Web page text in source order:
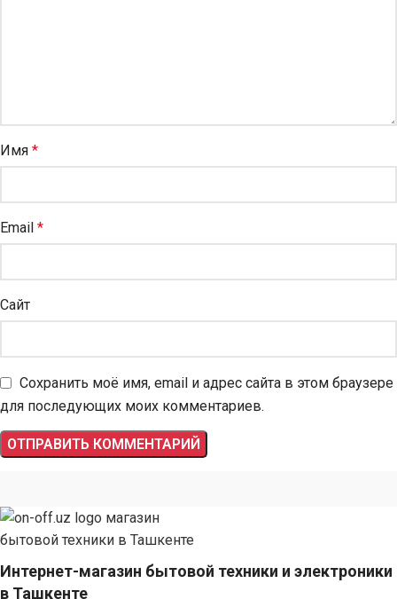
Имя *
Email *
Сайт
Сохранить моё имя, email и адрес сайта в этом браузере
для последующих моих комментариев.
Интернет-магазин бытовой техники и электроники
в Ташкенте